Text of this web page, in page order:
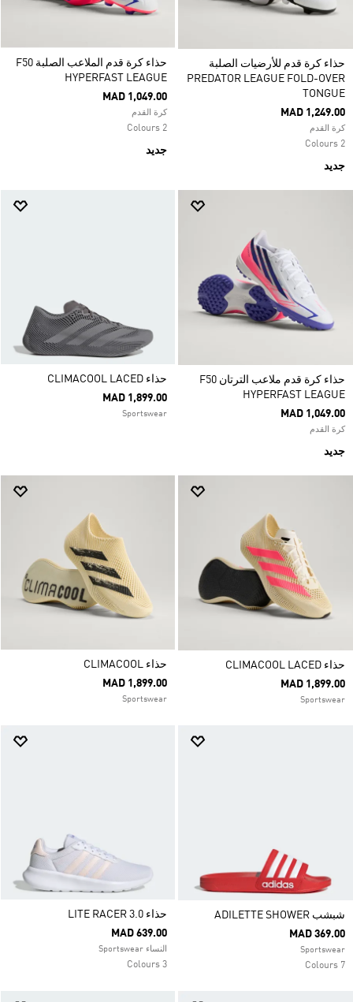
حذاء كرة قدم للأرضيات الصلبة
PREDATOR LEAGUE FOLD-OVER
TONGUE
MAD 1,249.00
كرة القدم
2 Colours
جديد
حذاء كرة قدم الملاعب الصلبة F50
HYPERFAST LEAGUE
MAD 1,049.00
كرة القدم
2 Colours
جديد
حذاء كرة قدم ملاعب الترتان F50
HYPERFAST LEAGUE
MAD 1,049.00
كرة القدم
جديد
حذاء CLIMACOOL LACED
MAD 1,899.00
Sportswear
حذاء CLIMACOOL LACED
MAD 1,899.00
Sportswear
حذاء CLIMACOOL
MAD 1,899.00
Sportswear
شبشب ADILETTE SHOWER
MAD 369.00
Sportswear
7 Colours
حذاء LITE RACER 3.0
MAD 639.00
النساء Sportswear
3 Colours